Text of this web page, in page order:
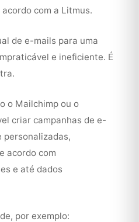
com a Litmus.
de e-mails para uma
e ineficiente. É
o Mailchimp ou o
criar campanhas de e-
personalizadas,
acordo com
e até dados
por exemplo: